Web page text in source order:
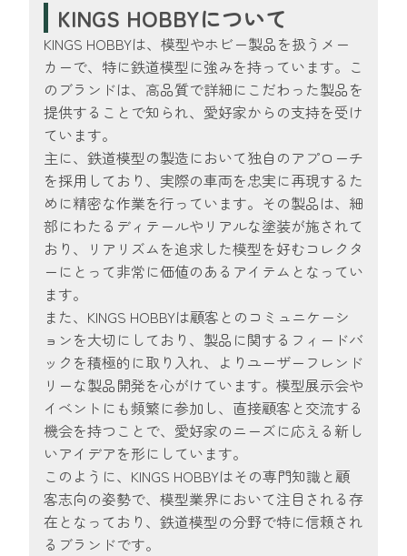
KINGS HOBBYについて
KINGS HOBBYは、模型やホビー製品を扱うメー
カーで、特に鉄道模型に強みを持っています。こ
のブランドは、高品質で詳細にこだわった製品を
提供することで知られ、愛好家からの支持を受け
ています。
主に、鉄道模型の製造において独自のアプローチ
を採用しており、実際の車両を忠実に再現するた
めに精密な作業を行っています。その製品は、細
部にわたるディテールやリアルな塗装が施されて
おり、リアリズムを追求した模型を好むコレクタ
ーにとって非常に価値のあるアイテムとなってい
ます。
また、KINGS HOBBYは顧客とのコミュニケーシ
ョンを大切にしており、製品に関するフィードバ
ックを積極的に取り入れ、よりユーザーフレンド
リーな製品開発を心がけています。模型展示会や
イベントにも頻繁に参加し、直接顧客と交流する
機会を持つことで、愛好家のニーズに応える新し
いアイデアを形にしています。
このように、KINGS HOBBYはその専門知識と顧
客志向の姿勢で、模型業界において注目される存
在となっており、鉄道模型の分野で特に信頼され
るブランドです。